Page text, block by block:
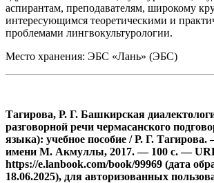
аспирантам, преподавателям, широкому
интересующимся теоретическими и
проблемами лингвокультурологии.
Место хранения: ЭБС «Лань» (ЭБС)
Тагирова, Р. Г. Башкирская
разговорной речи чермасанского
языка): учебное пособие / Р. Г.
имени М. Акмуллы, 2017. — 100 с. —
https://e.lanbook.com/book/99969 (дата
18.06.2025), для авторизованных